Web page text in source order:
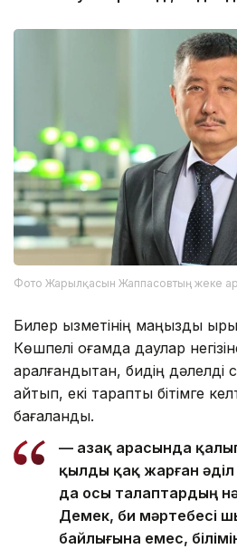
Фото Жарылқасын Жаппасовтың жеке
Билер қызметінің маңызды
Көшпелі қоғамда даулар
қаралғандықтан, бидің
айтып, екі тарапты бітімге
бағаланды.
— Қазақ арасында
қылды қақ жарған
да осы талаптардың
Демек, би мәртебесі
байлығына емес,